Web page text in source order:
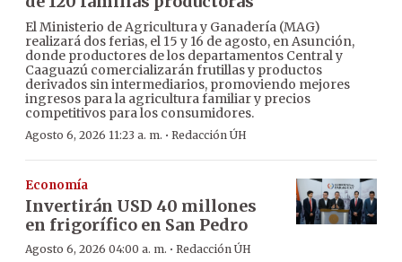
El Ministerio de Agricultura y Ganadería (MAG)
realizará dos ferias, el 15 y 16 de agosto, en Asunción,
donde productores de los departamentos Central y
Caaguazú comercializarán frutillas y productos
derivados sin intermediarios, promoviendo mejores
ingresos para la agricultura familiar y precios
competitivos para los consumidores.
Agosto 6, 2026 11:23 a. m. · Redacción ÚH
Economía
Invertirán USD 40 millones
en frigorífico en San Pedro
Agosto 6, 2026 04:00 a. m. · Redacción ÚH